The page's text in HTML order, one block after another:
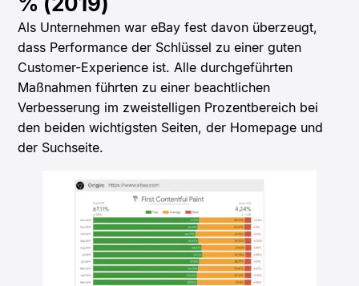
Als Unternehmen war eBay fest davon überzeugt,
dass Performance der Schlüssel zu einer guten
Customer-Experience ist. Alle durchgeführten
Maßnahmen führten zu einer beachtlichen
Verbesserung im zweistelligen Prozentbereich bei
den beiden wichtigsten Seiten, der Homepage und
der Suchseite.